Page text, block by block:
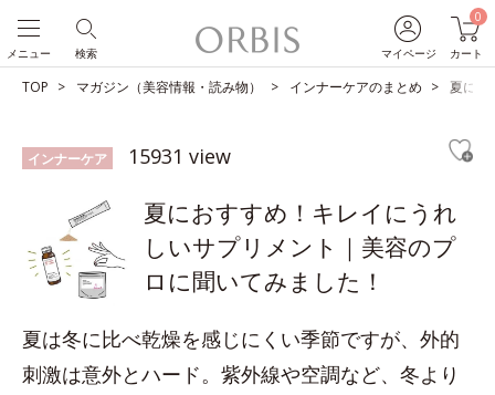
マイページ
0
カート
検索
メニュー
TOP マガジン（美容情報・読み物） インナーケアのまとめ 夏にお
インナーケア 15931 view
夏におすすめ！キレイにうれ
しいサプリメント｜美容のプ
ロに聞いてみました！
夏は冬に比べ乾燥を感じにくい季節ですが、外的
刺激は意外とハード。紫外線や空調など、冬より